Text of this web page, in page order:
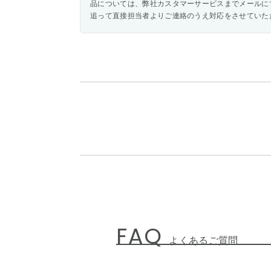
品については、弊社カスタマーサービスまでメールに
追って直接担当者よりご連絡のうえ対応をさせていた
FAQ よくあるご質問